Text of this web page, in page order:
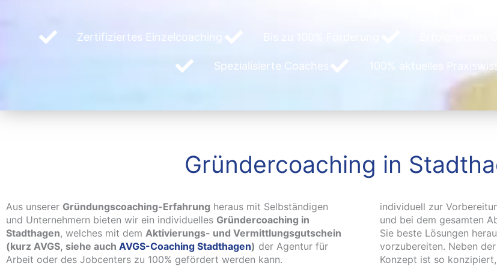
Zertifiziertes Einzelcoaching
Spezialisierte Coaches 100% aktuelles
Gründercoaching in
Aus unserer Gründungscoaching-Erfahrung heraus mit Selbständigen
und Unternehmern bieten wir ein individuelles Gründercoaching in
Stadthagen, welches mit dem Aktivierungs- und Vermittlungsgutschein
(kurz AVGS, siehe auch AVGS-Coaching Stadthagen) der Agentur für
Arbeit oder des Jobcenters zu 100% gefördert werden kann.
individuell zur
und bei dem gesamten
Sie beste Lösungen
vorzubereiten. Neben
Konzept ist so